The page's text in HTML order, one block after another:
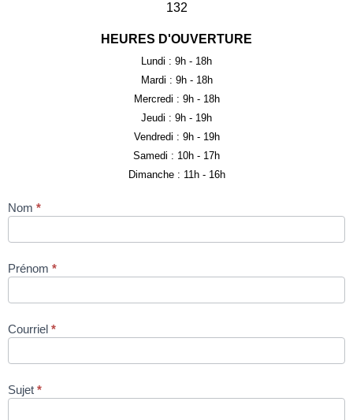
132
HEURES D'OUVERTURE
Lundi : 9h - 18h
Mardi : 9h - 18h
Mercredi : 9h - 18h
Jeudi : 9h - 19h
Vendredi : 9h - 19h
Samedi : 10h - 17h
Dimanche : 11h - 16h
Nous
Nom *
Prénom *
Courriel *
Sujet *